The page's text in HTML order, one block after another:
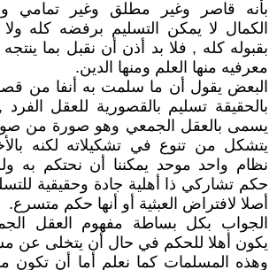
بأنه قاصر وغير مطلق وغير تمامي
الكمال لا يمكن التسليم برفضه كله
بقبوله كله , فلا بد أذن أن نقبل بما
معرفيه منها العلم ومنها الدين.
البعض يقول أن ما سلمت به أنفا من
بالحقيقة تسليم بالقصورية للعقل
يسمى بالعقل الجمعي وهو صورة من
يتشكل من تنوع في تشكيلاته لكنه
نظام واحد موحد يمكننا أن نحتكم به
حكم تشاركي ذا أهلية جادة وحقيقية
أصلا لافتراض العبثية أو أنها حكم متسرع.
الجواب بكل بساطة مفهوم العقل
يكون أهلا للحكم في حال أن يتخلى عن
وهذه المسلمات كما نعلم أما أن تكون